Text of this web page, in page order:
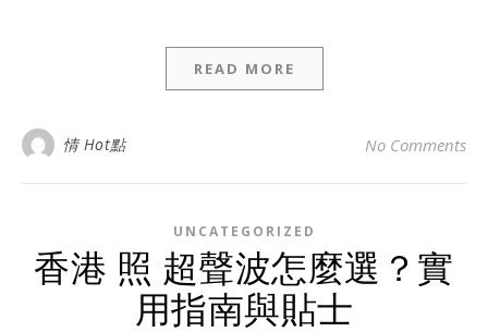
READ MORE
情 Hot點 No Comments
UNCATEGORIZED
香港 照 超聲波怎麼選？實
用指南與貼士